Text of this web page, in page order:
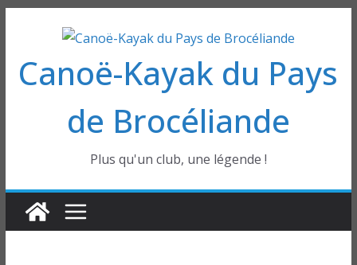
contenu
Canoë-Kayak du Pays
de Brocéliande
Plus qu'un club, une légende !